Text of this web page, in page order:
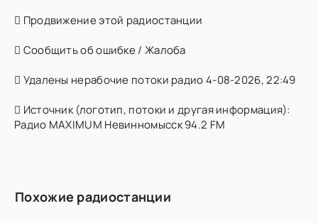
Продвижение этой радиостанции
Сообщить об ошибке / Жалоба
Удалены нерабочие потоки радио 4-08-2026, 22:49
Источник (логотип, потоки и другая информация):
Радио MAXIMUM Невинномысск 94.2 FM
Похожие радиостанции